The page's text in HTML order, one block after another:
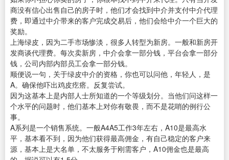
商没有信心出售自己的房子时，他们才会找到中介并支付中介代理
费，即通过中介带来的客户完成交易后，他们会给中介一个巨大的
奖励。
上海绿皮，因为二手市场惨淡，很多人转型为新房。一般和新房开
发商谈代理费。每次卖新房，中介会拿一部分钱，平台会拿一部分
钱，公司内部内部员工会拿一部分钱。
顺便说一句，关于绿皮中介的资格，你也可以问他，年轻人，是
A。确保他吓出鸡皮疙瘩。反复尝试。
因为这基本上是内部人士所知道的一个等级划分。当他们问这样一
个水平的问题时，他们基本上对你有敬畏，而不是花哨的例行公
事。
A系列是一个销售系统。一般A4A5工作3年左右，A10是最高水
平，基本看不到，因为他们获得最高佣金，有自己稳定的客户来
源，基本上是大名单，不太服务于刚需客户，A10佣金也是最高